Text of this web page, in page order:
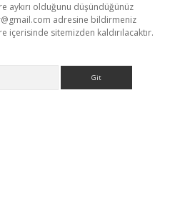
aykırı olduğunu düşündüğünüz
adresine bildirmeniz
içerisinde sitemizden kaldırılacaktır.